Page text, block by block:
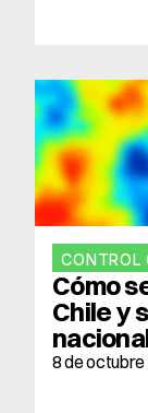
CONTROL
Cómo
Chile y
8 de